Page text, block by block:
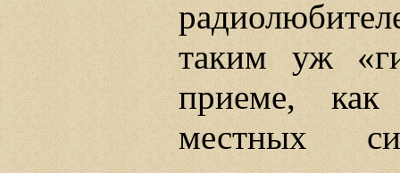
таким уж
приеме, как
местных